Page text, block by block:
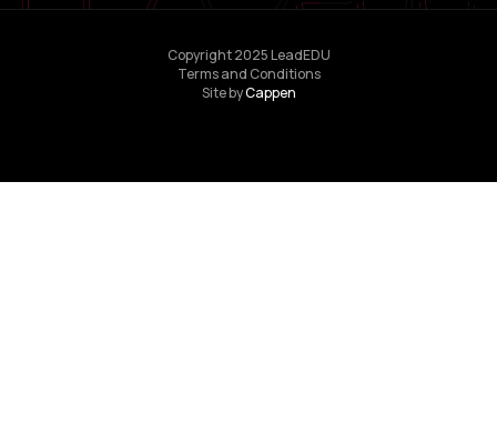
Copyright 2025 LeadEDU
Terms and Conditions
Site byCappen